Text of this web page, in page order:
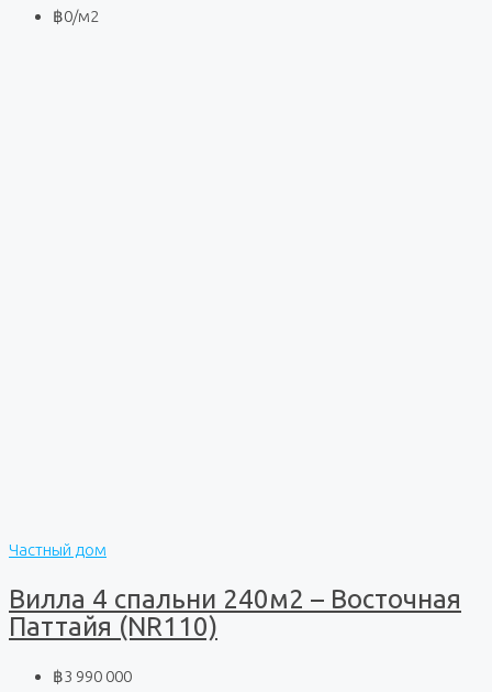
฿0/м2
Частный дом
Вилла 4 спальни 240м2 – Восточная
Паттайя (NR110)
฿3 990 000